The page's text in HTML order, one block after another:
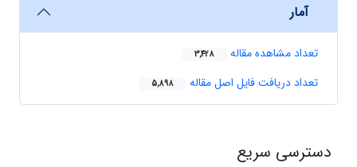
آمار
تعداد مشاهده مقاله 3,428
تعداد دریافت فایل اصل مقاله 5,898
دسترسی سریع